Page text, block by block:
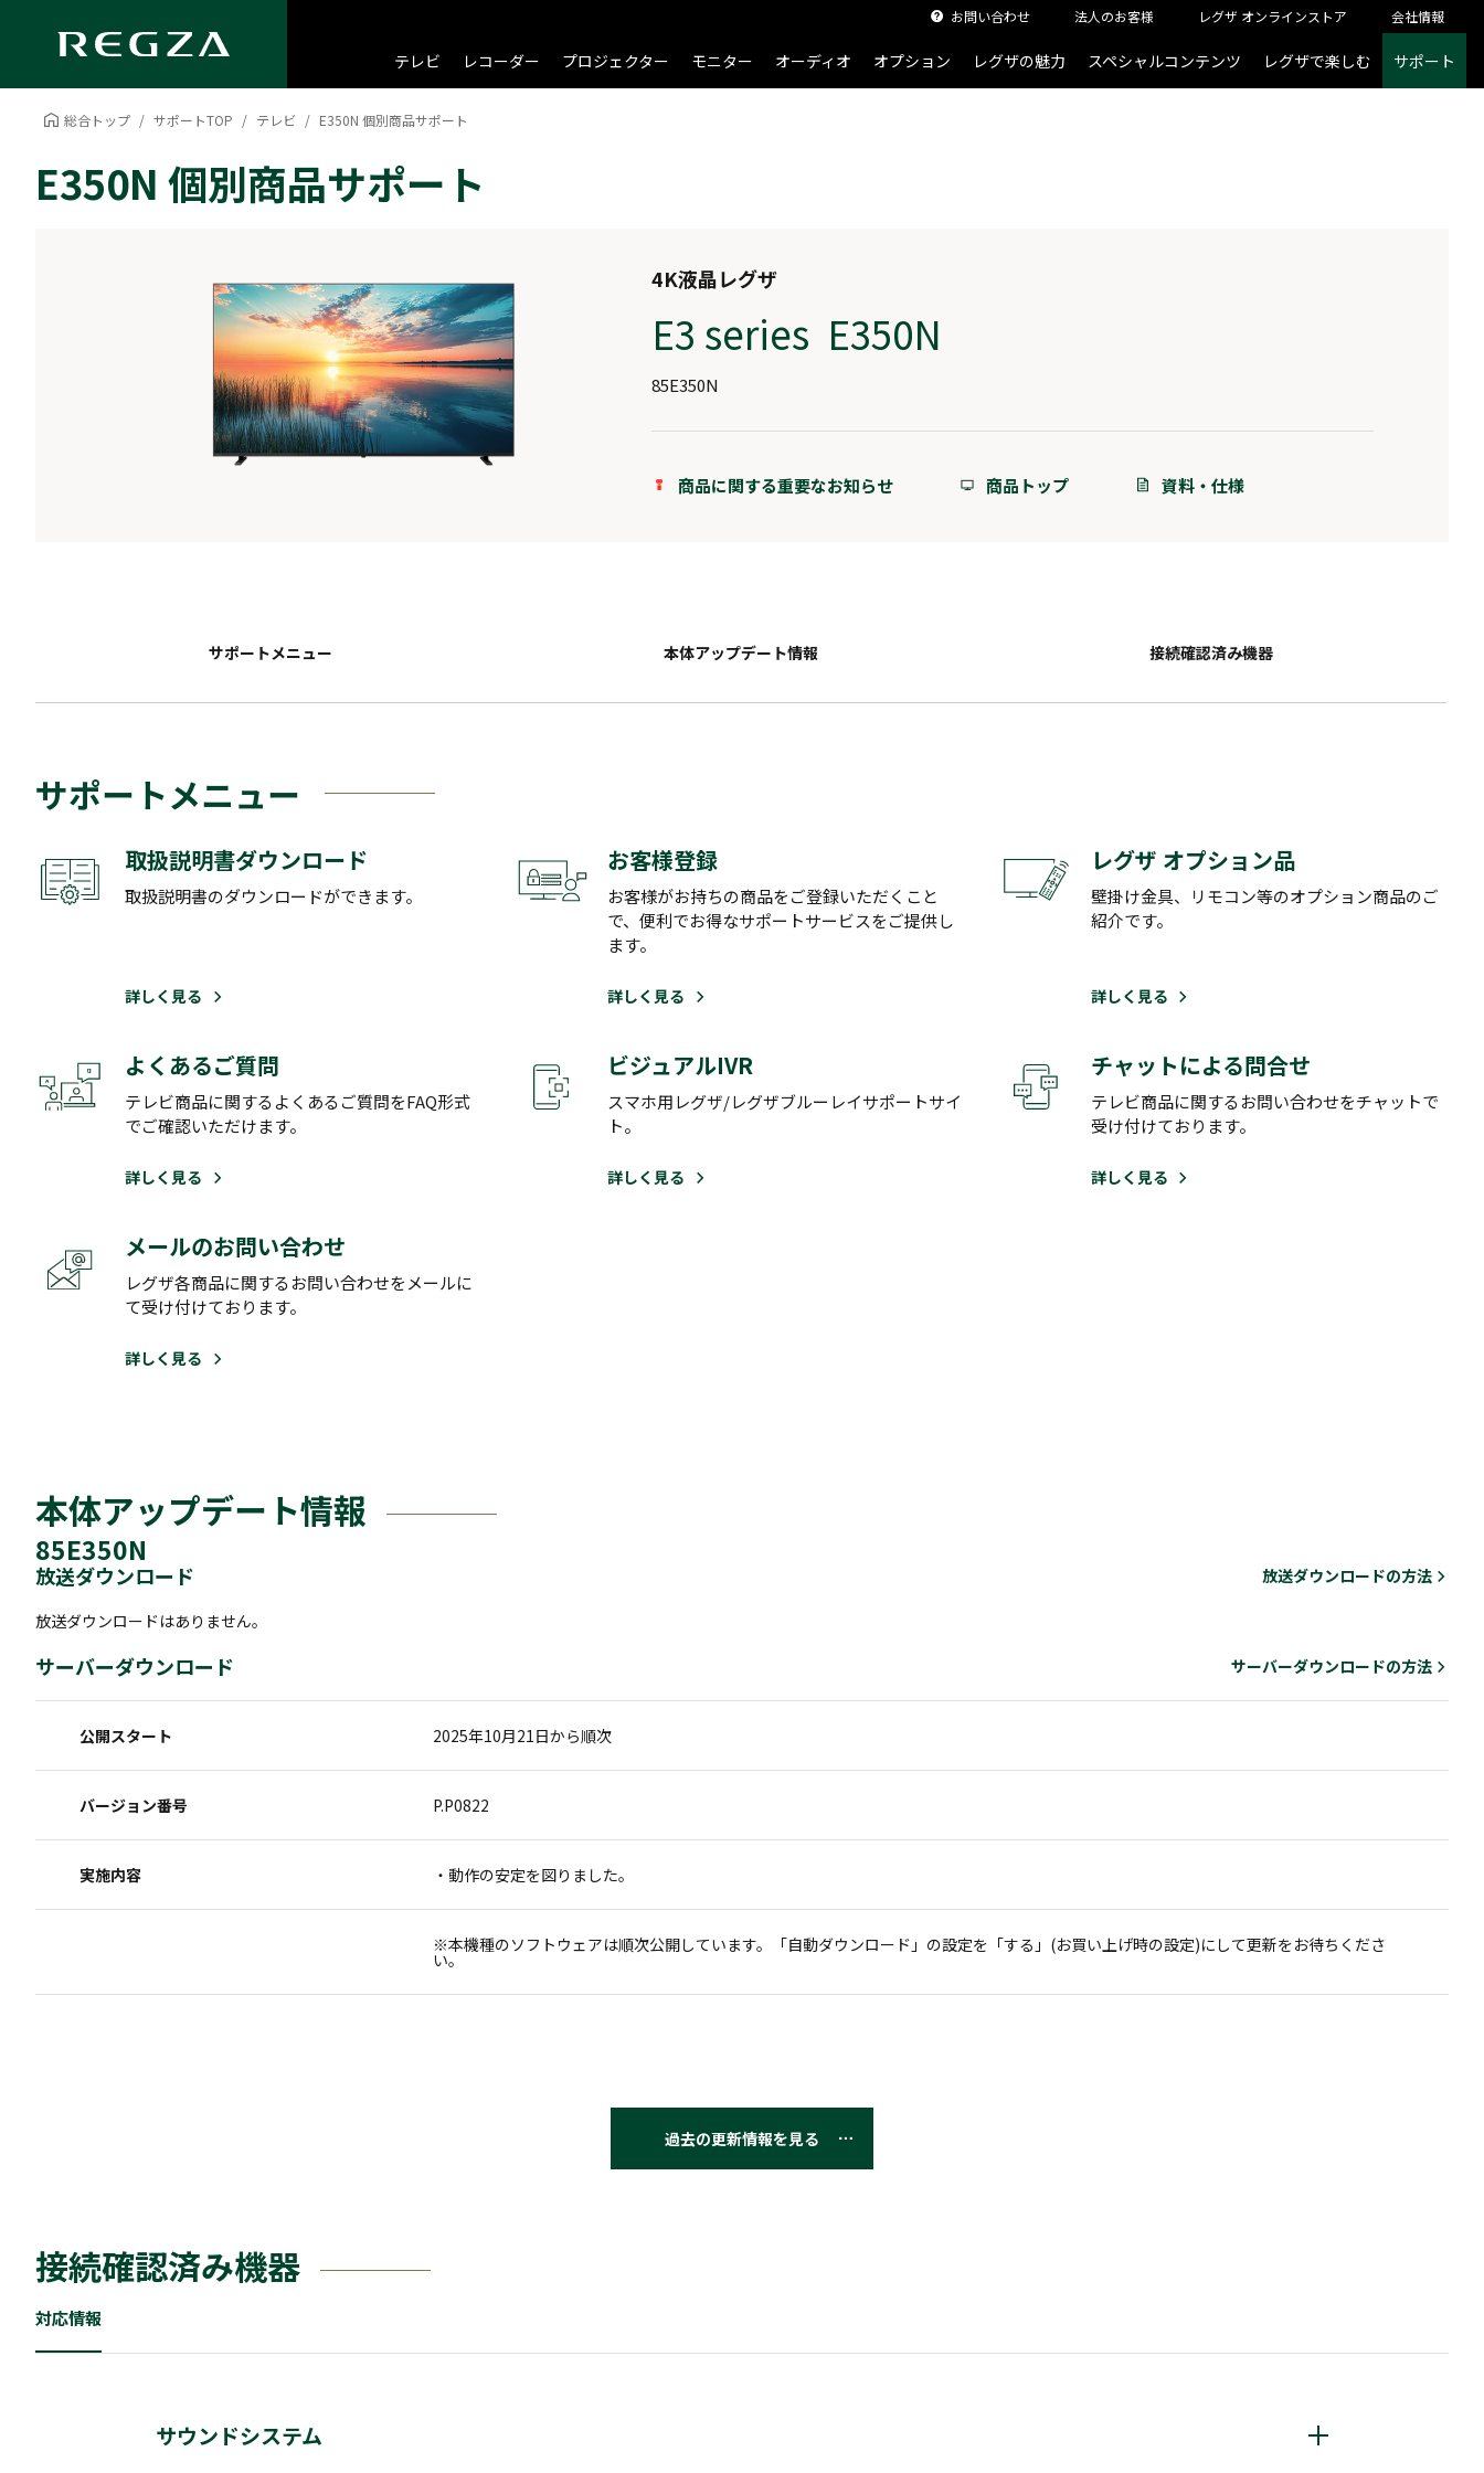
お問い合わせ 法人のお客様 レグザ オンラインストア 会社情報
テレビ レコーダー プロジェクター モニター オーディオ オプション レグザの魅力 スペシャルコンテンツ レグザで楽しむ サポート
総合トップ サポートTOP テレビ E350N 個別商品サポート
E350N 個別商品サポート
4K液晶レグザ
E3 series E350N
85E350N
商品に関する重要なお知らせ 商品トップ 資料・仕様
サポートメニュー 本体アップデート情報 接続確認済み機器
サポートメニュー
取扱説明書ダウンロード
取扱説明書のダウンロードができます。
詳しく見る
お客様登録
お客様がお持ちの商品をご登録いただくこと
で、便利でお得なサポートサービスをご提供し
ます。
詳しく見る
レグザ オプション品
壁掛け金具、リモコン等のオプション商品のご
紹介です。
詳しく見る
よくあるご質問
テレビ商品に関するよくあるご質問をFAQ形式
でご確認いただけます。
詳しく見る
ビジュアルIVR
スマホ用レグザ/レグザブルーレイサポートサイ
ト。
詳しく見る
チャットによる問合せ
テレビ商品に関するお問い合わせをチャットで
受け付けております。
詳しく見る
メールのお問い合わせ
レグザ各商品に関するお問い合わせをメールに
て受け付けております。
詳しく見る
本体アップデート情報
85E350N
放送ダウンロード 放送ダウンロードの方法
放送ダウンロードはありません。
サーバーダウンロード サーバーダウンロードの方法
公開スタート 2025年10月21日から順次
バージョン番号 P.P0822
実施内容 ・動作の安定を図りました。
※本機種のソフトウェアは順次公開しています。「自動ダウンロード」の設定を「する」(お買い上げ時の設定)にして更新をお待ちくださ
い。
過去の更新情報を見る
接続確認済み機器
対応情報
サウンドシステム